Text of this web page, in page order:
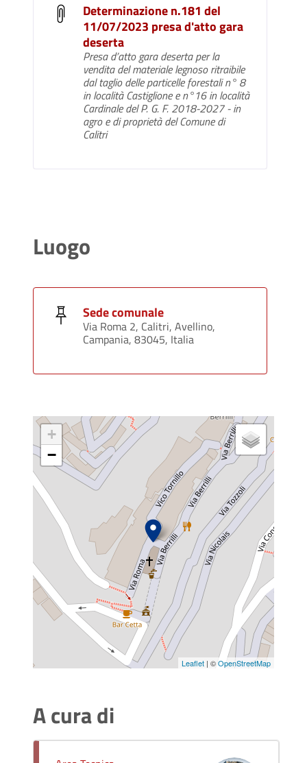
Determinazione n.181 del
11/07/2023 presa d'atto gara
deserta
Presa d’atto gara deserta per la
vendita del materiale legnoso ritraibile
dal taglio delle particelle forestali n° 8
in località Castiglione e n°16 in località
Cardinale del P. G. F. 2018-2027 - in
agro e di proprietà del Comune di
Calitri
Luogo
Sede comunale
Via Roma 2, Calitri, Avellino,
Campania, 83045, Italia
+
−
Leaflet | ©OpenStreetMap
A cura di